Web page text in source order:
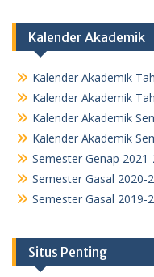
Kalender Akademik
Kalender Akademik
Kalender Akademik
Kalender Akademik
Kalender Akademik
Semester Genap
Semester Gasal 2020-
Semester Gasal 2019-
Situs Penting